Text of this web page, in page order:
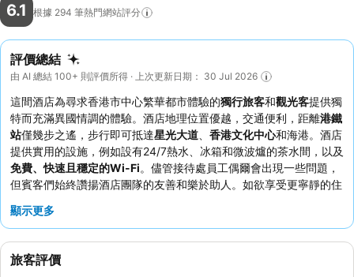
6.1 根據 294 筆熱門網站評分
評價總結
由 AI 總結 100+ 則評價所得 · 上次更新日期： 30 Jul 2026
這間酒店為尋求香港市中心繁華都市體驗的獨行旅客和觀光客提供獨
特而充滿異國情調的體驗。酒店地理位置優越，交通便利，距離港鐵
站僅幾步之遙，步行即可抵達星光大道 香港文化中心和海港。酒店
提供實用的設施，例如設有24/7熱水、冰箱和微波爐的茶水間，以及
免費、快速且穩定的Wi-Fi。儘管接待處員工偶爾會出現一些問題，
但賓客們始終讚揚酒店團隊的友善和樂於助人。如欲享受更寧靜的住
顯示更多
旅客評價